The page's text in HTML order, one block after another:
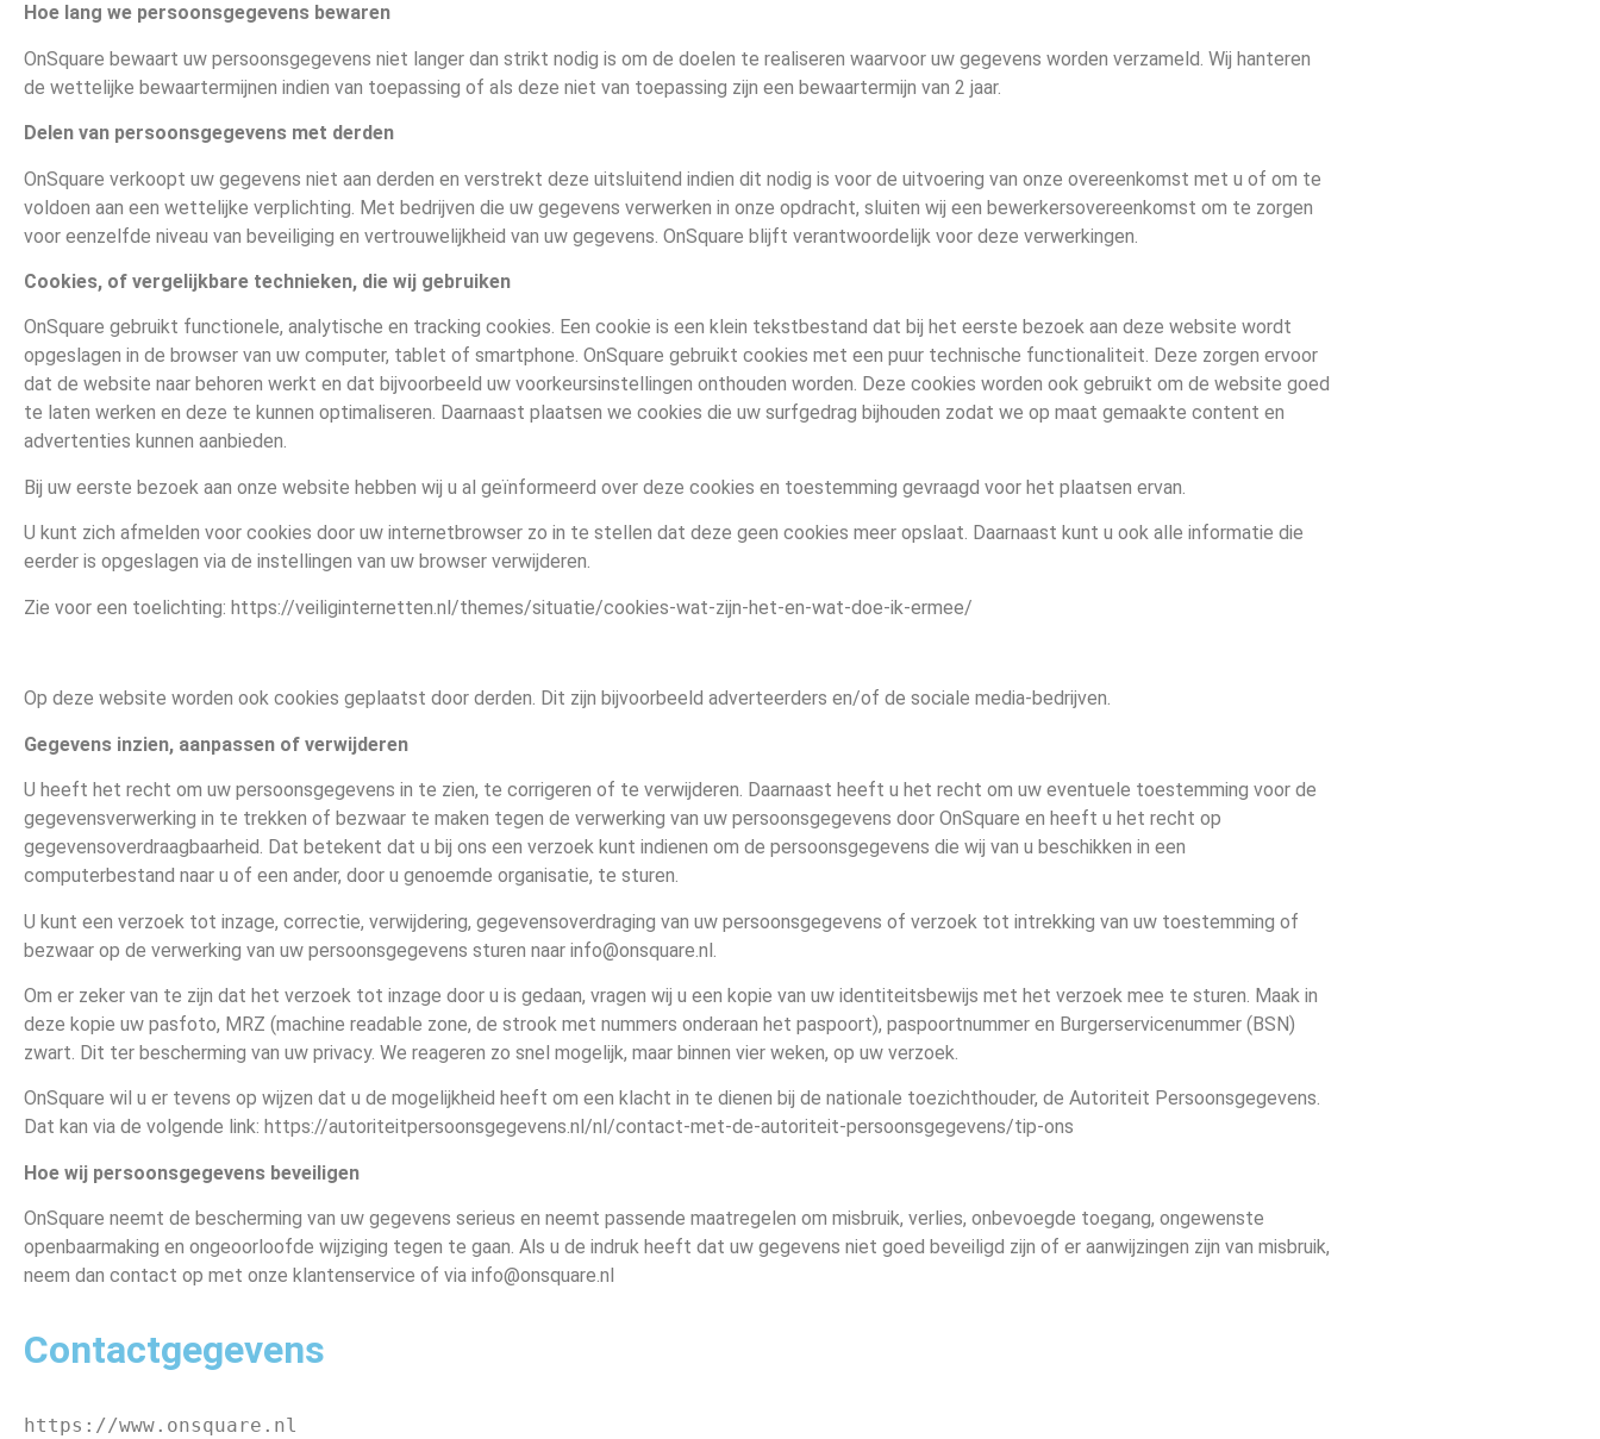
Hoe lang we persoonsgegevens bewaren
OnSquare bewaart uw persoonsgegevens niet langer dan strikt nodig is om de doelen te realiseren waarvoor uw gegevens worden verzameld. Wij hanteren
de wettelijke bewaartermijnen indien van toepassing of als deze niet van toepassing zijn een bewaartermijn van 2 jaar.
Delen van persoonsgegevens met derden
OnSquare verkoopt uw gegevens niet aan derden en verstrekt deze uitsluitend indien dit nodig is voor de uitvoering van onze overeenkomst met u of om te
voldoen aan een wettelijke verplichting. Met bedrijven die uw gegevens verwerken in onze opdracht, sluiten wij een bewerkersovereenkomst om te zorgen
voor eenzelfde niveau van beveiliging en vertrouwelijkheid van uw gegevens. OnSquare blijft verantwoordelijk voor deze verwerkingen.
Cookies, of vergelijkbare technieken, die wij gebruiken
OnSquare gebruikt functionele, analytische en tracking cookies. Een cookie is een klein tekstbestand dat bij het eerste bezoek aan deze website wordt
opgeslagen in de browser van uw computer, tablet of smartphone. OnSquare gebruikt cookies met een puur technische functionaliteit. Deze zorgen ervoor
dat de website naar behoren werkt en dat bijvoorbeeld uw voorkeursinstellingen onthouden worden. Deze cookies worden ook gebruikt om de website goed
te laten werken en deze te kunnen optimaliseren. Daarnaast plaatsen we cookies die uw surfgedrag bijhouden zodat we op maat gemaakte content en
advertenties kunnen aanbieden.
Bij uw eerste bezoek aan onze website hebben wij u al geïnformeerd over deze cookies en toestemming gevraagd voor het plaatsen ervan.
U kunt zich afmelden voor cookies door uw internetbrowser zo in te stellen dat deze geen cookies meer opslaat. Daarnaast kunt u ook alle informatie die
eerder is opgeslagen via de instellingen van uw browser verwijderen.
Zie voor een toelichting: https://veiliginternetten.nl/themes/situatie/cookies-wat-zijn-het-en-wat-doe-ik-ermee/
Op deze website worden ook cookies geplaatst door derden. Dit zijn bijvoorbeeld adverteerders en/of de sociale media-bedrijven.
Gegevens inzien, aanpassen of verwijderen
U heeft het recht om uw persoonsgegevens in te zien, te corrigeren of te verwijderen. Daarnaast heeft u het recht om uw eventuele toestemming voor de
gegevensverwerking in te trekken of bezwaar te maken tegen de verwerking van uw persoonsgegevens door OnSquare en heeft u het recht op
gegevensoverdraagbaarheid. Dat betekent dat u bij ons een verzoek kunt indienen om de persoonsgegevens die wij van u beschikken in een
computerbestand naar u of een ander, door u genoemde organisatie, te sturen.
U kunt een verzoek tot inzage, correctie, verwijdering, gegevensoverdraging van uw persoonsgegevens of verzoek tot intrekking van uw toestemming of
bezwaar op de verwerking van uw persoonsgegevens sturen naar info@onsquare.nl.
Om er zeker van te zijn dat het verzoek tot inzage door u is gedaan, vragen wij u een kopie van uw identiteitsbewijs met het verzoek mee te sturen. Maak in
deze kopie uw pasfoto, MRZ (machine readable zone, de strook met nummers onderaan het paspoort), paspoortnummer en Burgerservicenummer (BSN)
zwart. Dit ter bescherming van uw privacy. We reageren zo snel mogelijk, maar binnen vier weken, op uw verzoek.
OnSquare wil u er tevens op wijzen dat u de mogelijkheid heeft om een klacht in te dienen bij de nationale toezichthouder, de Autoriteit Persoonsgegevens.
Dat kan via de volgende link: https://autoriteitpersoonsgegevens.nl/nl/contact-met-de-autoriteit-persoonsgegevens/tip-ons
Hoe wij persoonsgegevens beveiligen
OnSquare neemt de bescherming van uw gegevens serieus en neemt passende maatregelen om misbruik, verlies, onbevoegde toegang, ongewenste
openbaarmaking en ongeoorloofde wijziging tegen te gaan. Als u de indruk heeft dat uw gegevens niet goed beveiligd zijn of er aanwijzingen zijn van misbruik,
neem dan contact op met onze klantenservice of via info@onsquare.nl
Contactgegevens
https://www.onsquare.nl